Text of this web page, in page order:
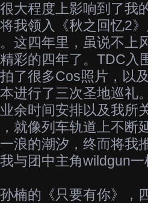
大程度上影响到了我
我领入《秋之回忆2
这四年里，虽说不上
彩的四年了。TDC入
了很多Cos照片，以
进行了三次圣地巡礼
余时间安排以及我所
就像列车轨道上不断
浪的潮汐，终而将我
与团中主角wildgun
楠的《只要有你》，